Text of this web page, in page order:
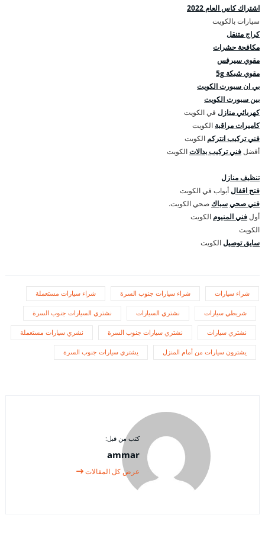
اشتراك كاس العام 2022
سيارات بالكويت
كراج متنقل
مكافحة حشرات
مقوي سيرفس
مقوي شبكة 5g
بي ان سبورت الكويت
بين سبورت الكويت
كهربائي منازل في الكويت
كاميرات مراقبة الكويت
فني تركيب انتركم الكويت
أفضلفني تركيب بدالاتالكويت
تنظيف منازل
فتح اقفالأبواب في الكويت
فني صحيسباك صحي الكويت.
أولفني المنيومالكويت
الكويت
سايق توصيلالكويت
شراء سيارات شراء سيارات جنوب السرة شراء سيارات مستعملة
شريطي سيارات نشتري السيارات نشتري السيارات جنوب السرة
نشتري سيارات نشتري سيارات جنوب السرة نشري سيارات مستعملة
يشترون سيارات من أمام المنزل يشتري سيارات جنوب السرة
كتب من قبل:
ammar
عرض كل المقالات